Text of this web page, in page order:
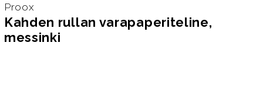
Proox
Kahden rullan varapaperiteline,
messinki